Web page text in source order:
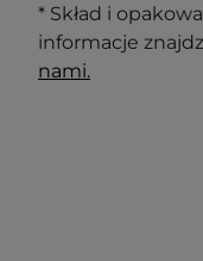
* Skład i
informacje
nami.